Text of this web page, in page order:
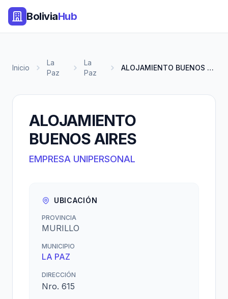
BoliviaHub
Inicio
La
Paz
La
Paz
ALOJAMIENTO BUENOS AIRES
ALOJAMIENTO
BUENOS AIRES
EMPRESA UNIPERSONAL
UBICACIÓN
PROVINCIA
MURILLO
MUNICIPIO
LA PAZ
DIRECCIÓN
Nro. 615